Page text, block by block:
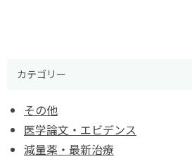
カテゴリー
その他
医学論文・エビデンス
減量薬・最新治療